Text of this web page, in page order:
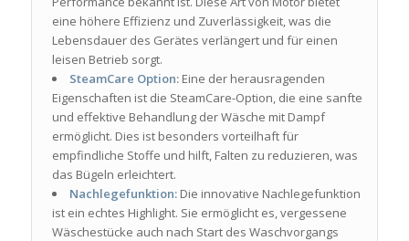
eine höhere Effizienz und Zuverlässigkeit, was die
Lebensdauer des Gerätes verlängert und für einen
leisen Betrieb sorgt.
SteamCare Option:Eine der herausragenden
Eigenschaften ist die SteamCare-Option, die eine sanfte
und effektive Behandlung der Wäsche mit Dampf
ermöglicht. Dies ist besonders vorteilhaft für
empfindliche Stoffe und hilft, Falten zu reduzieren, was
das Bügeln erleichtert.
Nachlegefunktion:Die innovative Nachlegefunktion
ist ein echtes Highlight. Sie ermöglicht es, vergessene
Wäschestücke auch nach Start des Waschvorgangs